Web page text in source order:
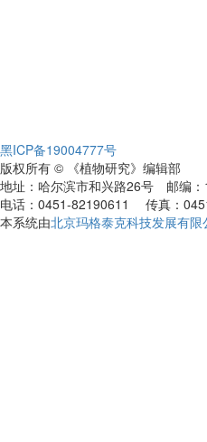
黑ICP备19004777号
版权所有 © 《植物研究》编辑部
地址：哈尔滨市和兴路26号 邮编：
电话：0451-82190611 传真：
本系统由北京玛格泰克科技发展有限